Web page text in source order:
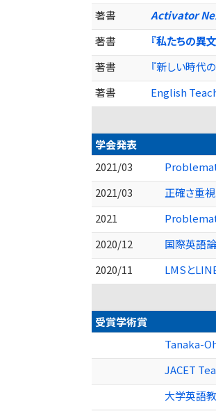
著書
Activator
著書
『私たちの異
著書
『新しい時代
著書
English
学会発表
2021/03
2021/03
正確さ重
2021
2020/12
国際英語
2020/11
LMSと
受賞学術賞
Tanaka-
JACET
大学英語